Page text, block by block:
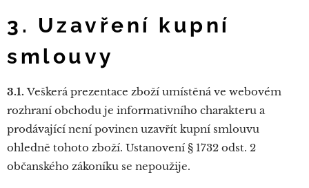
3. Uzavření kupní
smlouvy
3.1.Veškerá prezentace zboží umístěná ve webovém
rozhraní obchodu je informativního charakteru a
prodávající není povinen uzavřít kupní smlouvu
ohledně tohoto zboží. Ustanovení § 1732 odst. 2
občanského zákoníku se nepoužije.